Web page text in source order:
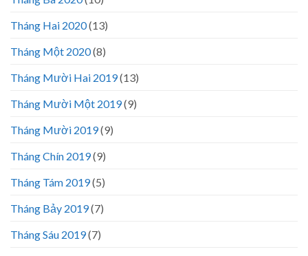
Tháng Hai 2020(13)
Tháng Một 2020(8)
Tháng Mười Hai 2019(13)
Tháng Mười Một 2019(9)
Tháng Mười 2019(9)
Tháng Chín 2019(9)
Tháng Tám 2019(5)
Tháng Bảy 2019(7)
Tháng Sáu 2019(7)